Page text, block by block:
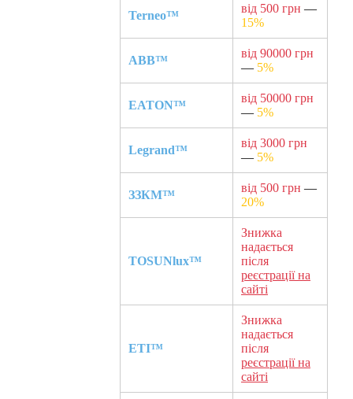
Terneo™
від 500 грн —
15%
ABB™
від 90000 грн
— 5%
EATON™
від 50000 грн
— 5%
Legrand™
від 3000 грн
— 5%
ЗЗКМ™
від 500 грн —
20%
TOSUNlux™
Знижка
надається
після
реєстрації на
сайті
ETI™
Знижка
надається
після
реєстрації на
сайті